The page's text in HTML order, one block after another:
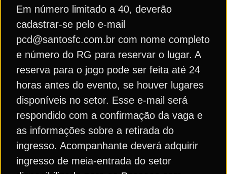
Em número limitado a 40, deverão
cadastrar-se pelo e-mail
pcd@santosfc.com.br com nome completo
e número do RG para reservar o lugar. A
reserva para o jogo pode ser feita até 24
horas antes do evento, se houver lugares
disponíveis no setor. Esse e-mail será
respondido com a confirmação da vaga e
as informações sobre a retirada do
ingresso. Acompanhante deverá adquirir
ingresso de meia-entrada do setor